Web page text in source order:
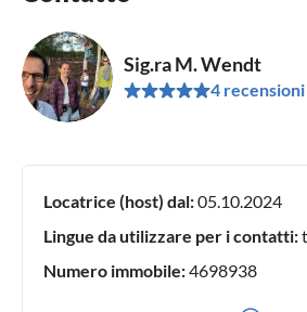
Sig.ra M. Wendt
4 recensioni
Locatrice (host) dal:05.10.2024
Lingue da utilizzare per i contatti:
Numero immobile:4698938